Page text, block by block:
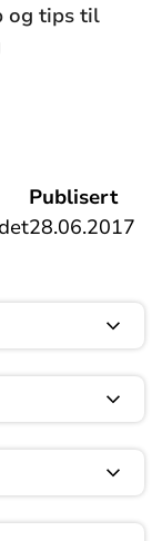
og tips til
Publisert
28.06.2017